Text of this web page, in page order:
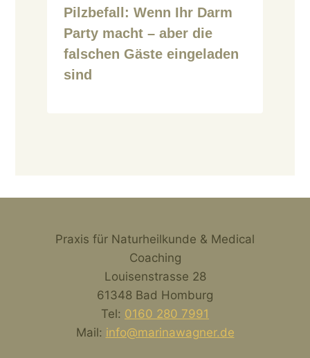
Pilzbefall: Wenn Ihr Darm
Party macht – aber die
falschen Gäste eingeladen
sind
Praxis für Naturheilkunde & Medical
Coaching
Louisenstrasse 28
61348 Bad Homburg
Tel: 0160 280 7991
Mail: info@marinawagner.de